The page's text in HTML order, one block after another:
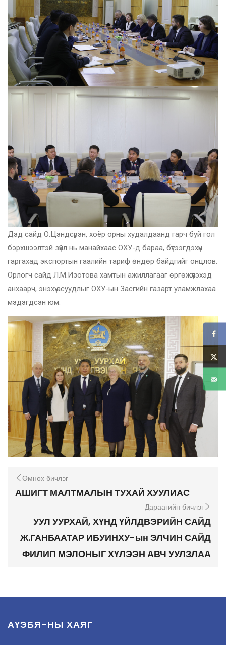
Дэд сайд О.Цэндсүрэн, хоёр орны худалдаанд гарч буй гол
бэрхшээлтэй зүйл нь манайхаас ОХУ-д бараа, бүтээгдэхүүн
гаргахад экспортын гаалийн тариф өндөр байдгийг онцлов.
Орлогч сайд Л.М.Изотова хамтын ажиллагааг өргөжүүлэхэд
анхаарч, энэхүү асуудлыг ОХУ-ын Засгийн газарт уламжлахаа
мэдэгдсэн юм.
Өмнөх бичлэг
АШИГТ МАЛТМАЛЫН ТУХАЙ ХУУЛИАС
Дараагийн бичлэг
УУЛ УУРХАЙ, ХҮНД ҮЙЛДВЭРИЙН САЙД
Ж.ГАНБААТАР ИБУИНХУ-ын ЭЛЧИН САЙД
ФИЛИП МЭЛОНЫГ ХҮЛЭЭН АВЧ УУЛЗЛАА
АҮЭБЯ-НЫ ХАЯГ